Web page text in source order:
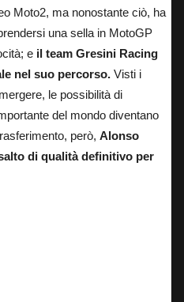
Moto2, ma nonostante ciò, ha
una sella in MotoGP
e il team Gresini Racing
nel suo percorso. Visti i
le possibilità di
del mondo diventano
però, Alonso
di qualità definitivo per